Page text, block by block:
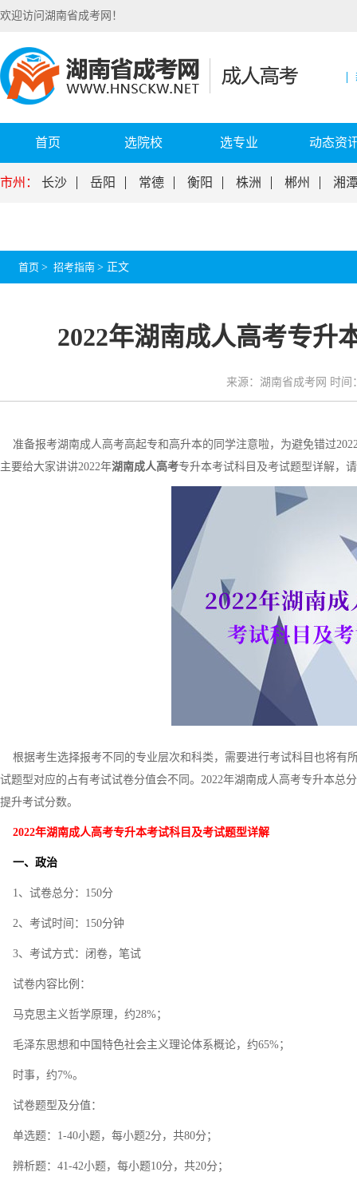
欢迎访问湖南省成考网！
首页 选院校 选专业 动态资
市州： 长沙 岳阳 常德 衡阳 株洲 郴州 湘
首页 > 招考指南 > 正文
2022年湖南成人高考专升
来源：湖南省成考网 时间
准备报考湖南成人高考高起专和高升本的同学注意啦，为避免错过
主要给大家讲讲2022年湖南成人高考专升本考试科目及考试题型详解，
根据考生选择报考不同的专业层次和科类，需要进行考试科目也将有
试题型对应的占有考试试卷分值会不同。2022年湖南成人高考专升本总
提升考试分数。
2022年湖南成人高考专升本考试科目及考试题型详解
一、政治
1、试卷总分：150分
2、考试时间：150分钟
3、考试方式：闭卷，笔试
试卷内容比例：
马克思主义哲学原理，约28%；
毛泽东思想和中国特色社会主义理论体系概论，约65%；
时事，约7%。
试卷题型及分值：
单选题：1-40小题，每小题2分，共80分；
辨析题：41-42小题，每小题10分，共20分；